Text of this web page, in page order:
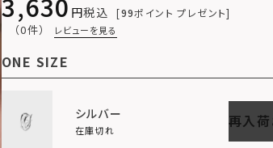
税込 99ポイント プレゼント
（0件） レビューを見る
ONE SIZE
シルバー
在庫切れ 再入